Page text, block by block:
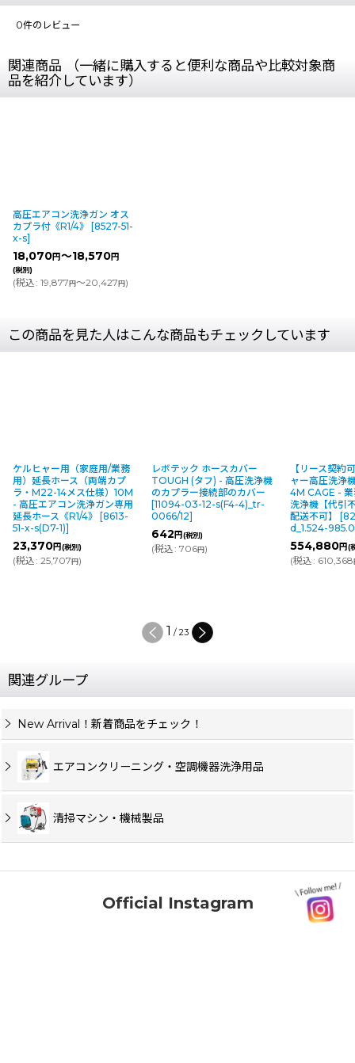
0件のレビュー
関連商品 （一緒に購入すると便利な商品や比較対象商
品を紹介しています）
高圧エアコン洗浄ガン オス
カプラ付《R1/4》
[8527-51-
x-s]
18,070円～18,570円
(税別)
(税込: 19,877円～20,427円)
この商品を見た人はこんな商品もチェックしています
ケルヒャー用（家庭用/業務
用）延長ホース（両端カプ
ラ・M22-14メス仕様）10M
- 高圧エアコン洗浄ガン専用
延長ホース《R1/4》
[8613-
51-x-s(D7-1)]
23,370円(税別)
(税込: 25,707円)
レボテック ホースカバー
TOUGH (タフ) - 高圧洗浄機
のカプラー接続部のカバー
[11094-03-12-s(F4-4)_tr-
0066/12]
642円(税別)
(税込: 706円)
【リース契約
ャー高圧洗浄
4M CAGE -
洗浄機【代引
配送不可】
[
d_1.524-985.0
554,880円(
(税込: 610,368
1 / 23
関連グループ
New Arrival！新着商品をチェック！
エアコンクリーニング・空調機器洗浄用品
清掃マシン・機械製品
Official Instagram